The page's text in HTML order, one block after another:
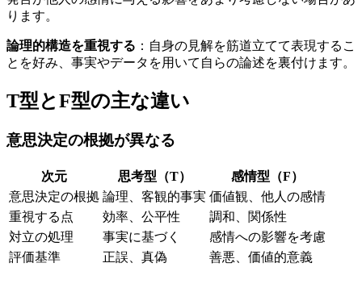
ります。
論理的構造を重視する ：自身の見解を筋道立てて表現するこ
とを好み、事実やデータを用いて自らの論述を裏付けます。
T型とF型の主な違い
意思決定の根拠が異なる
次元 思考型（T）
感情型（F）
意思決定の根拠 論理、客観的事実 価値観、他人の感情
重視する点
効率、公平性
調和、関係性
対立の処理
事実に基づく
感情への影響を考慮
評価基準
正誤、真偽 善悪、価値的意義